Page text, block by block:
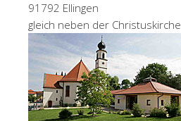
91792 Ellingen
gleich neben der Christuskirche